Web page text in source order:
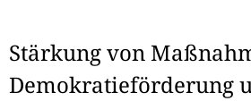
Stärkung von
Demokratieförderung